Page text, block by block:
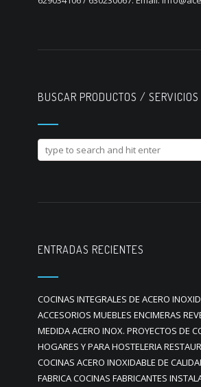
BUSCAR PRODUCTOS / SERVICIOS
ENTRADAS RECIENTES
COCINAS INTEGRALES DE ACERO
ACCESORIOS MUEBLES ENCIMERAS
MEDIDA ACERO INOX. PROYECTOS DE
HOGARES Y PARA HOSTELERIA
COCINAS ACERO INOXIDABLE DE
FABRICA COCINAS FABRICANTES